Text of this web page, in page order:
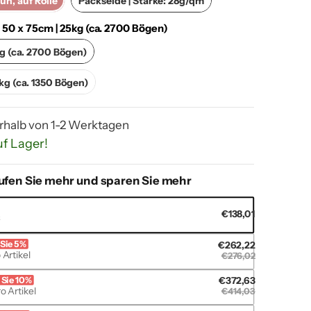
50 x 75cm | 25kg (ca. 2700 Bögen)
(ca. 2700 Bögen)
50 x 75cm | 25kg (ca. 2700 Bögen)
(ca. 1350 Bögen)
75 x 100cm | 25kg (ca. 1350 Bögen)
von 1-2 Werktagen
Lager!
Sie mehr und sparen Sie mehr
€138,01
5%
Artikel
€262,22
€276,02
10%
Artikel
€372,63
€414,03